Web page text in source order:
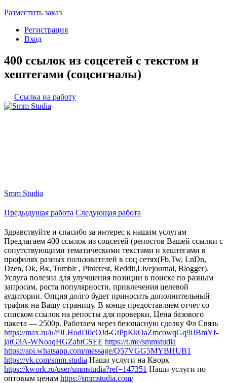
Разместить заказ
Регистрация
Вход
400 ссылок из соцсетей с текстом и
хештегами (соцсигналы)
Ссылка на работу
Smm Studia
Предыдущая работа Следующая работа
Здравствуйте и спасибо за интерес к нашим услугам
Предлагаем 400 ссылок из соцсетей (репостов Вашей ссылки с
сопутствующими тематическими текстами и хештегами в
профилях разных пользователей в соц сетях(Fb,Tw, LnDn,
Dzen, Ok, Вк, Tumblr , Pinterest, Reddit,Livejournal, Blogger).
Услуга полезна для улучшения позиции в поиске по разным
запросам, роста популярности, привлечения целевой
аудитории. Опция долго будет приносить дополнительный
трафик на Вашу страницу. В конце предоставляем отчет со
списком ссылок на репосты для проверки. Цена базового
пакета — 2500р. Работаем через безопасную сделку Фл Связь
https://max.ru/u/f9LHodD0cOJd-GtPpKkOaZmcowqGq9iJBmYf-
jatG3A-WNoaqHGZabtCSEE https://t.me/smmstudia
https://api.whatsapp.com/message/Q57VGG5MYBHUB1
https://vk.com/smm.studia Наши услуги на Кворк
https://kwork.ru/user/smmstudia?ref=147351 Наши услуги по
оптовым ценам https://smmstudia.com/